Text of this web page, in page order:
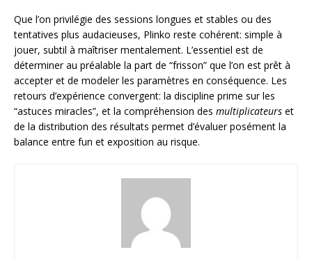
Que l’on privilégie des sessions longues et stables ou des
tentatives plus audacieuses, Plinko reste cohérent: simple à
jouer, subtil à maîtriser mentalement. L’essentiel est de
déterminer au préalable la part de “frisson” que l’on est prêt à
accepter et de modeler les paramètres en conséquence. Les
retours d’expérience convergent: la discipline prime sur les
“astuces miracles”, et la compréhension des multiplicateurs et
de la distribution des résultats permet d’évaluer posément la
balance entre fun et exposition au risque.